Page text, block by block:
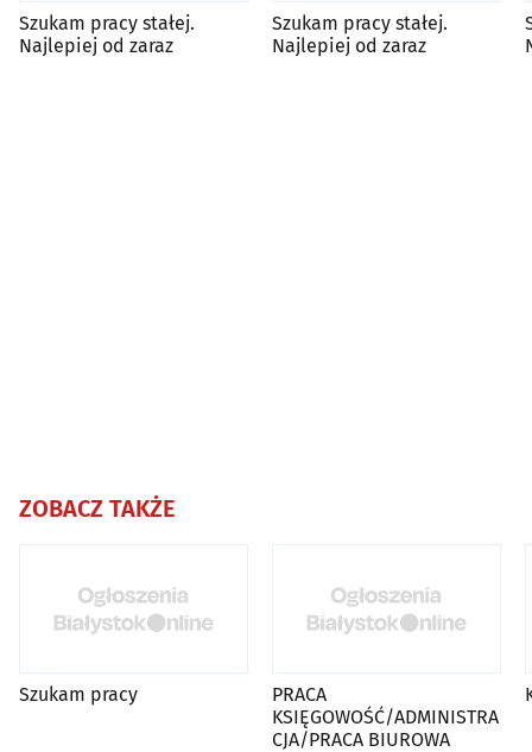
Szukam pracy stałej.
Najlepiej od zaraz
Szukam pracy stałej.
Najlepiej od zaraz
ZOBACZ TAKŻE
Szukam pracy
PRACA
KSIĘGOWOŚĆ/ADMINISTRA
CJA/PRACA BIUROWA